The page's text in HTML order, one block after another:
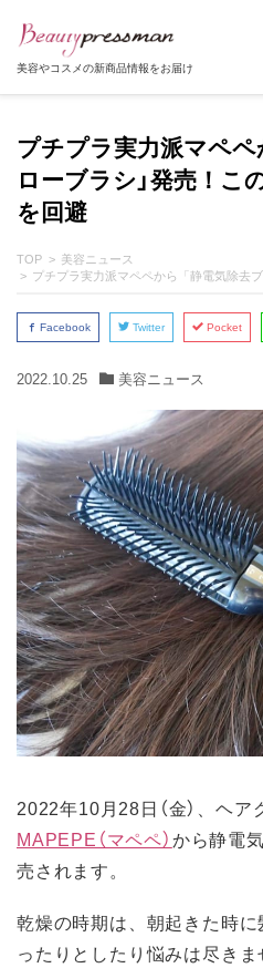
美容やコスメの新商品情報をお届け
プチプラ実力派マペペ
ローブラシ」発売！こ
を回避
TOP
美容ニュース
プチプラ実力派マペペから「静電気除去ブロー
Facebook Twitter Pocket
2022.10.25 美容ニュース
2022年10月28日（金）、ヘ
MAPEPE（マペペ）から静電
売されます。
乾燥の時期は、朝起きた時
ったりとしたり悩みは尽きま